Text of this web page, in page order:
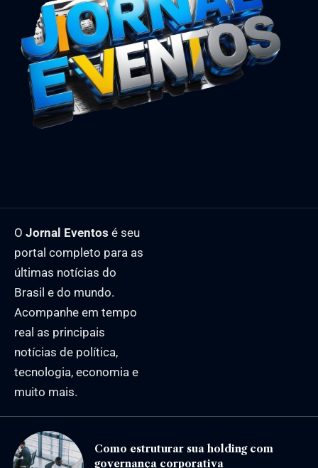
O Jornal Eventos é seu
portal completo para as
últimas notícias do
Brasil e do mundo.
Acompanhe em tempo
real as principais
notícias de política,
tecnologia, economia e
muito mais.
Como estruturar sua holding com
governança corporativa